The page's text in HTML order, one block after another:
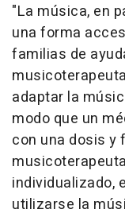
"La música, en
una forma
familias de
adaptar la
modo que un
con una dosis y
individualizado,
utilizarse la